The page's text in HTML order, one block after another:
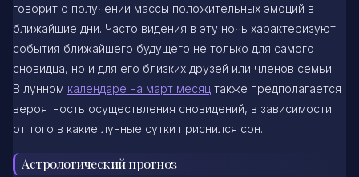
говорит о получении массы положительных эмоций в
ближайшие дни. Часто видения в эту ночь характеризуют
события ближайшего будущего не только для самого
сновидца, но и для его близких друзей или членов семьи.
В лунном календаре на март месяц также предполагается
вероятность осуществления сновидений, в зависимости
от того в какие лунные сутки приснился сон.
Астрологический прогноз